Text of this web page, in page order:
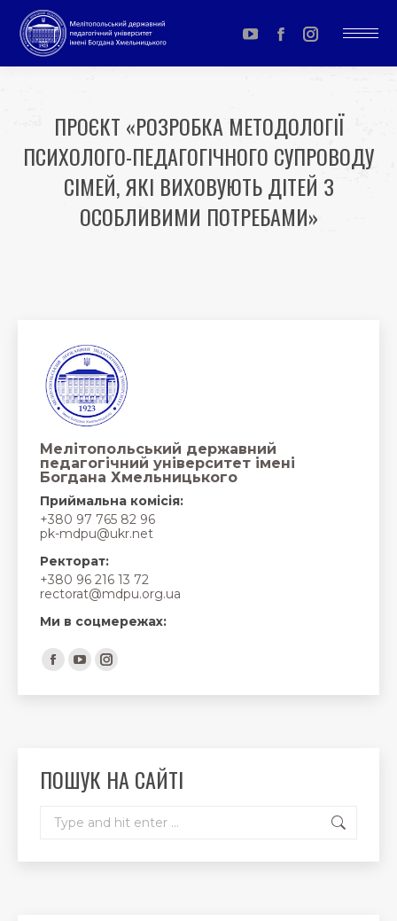
YouTube
page
in
new
window
Facebook
page
in
new
window
Instagram
page
in
new
window
ПРОЄКТ «РОЗРОБКА МЕТОДОЛОГІЇ
ПСИХОЛОГО-ПЕДАГОГІЧНОГО СУПРОВОДУ
СІМЕЙ, ЯКІ ВИХОВУЮТЬ ДІТЕЙ З
ОСОБЛИВИМИ ПОТРЕБАМИ»
Мелітопольський державний
педагогічний університет імені
Богдана Хмельницького
Приймальна комісія:
+380 97 765 82 96
pk-mdpu@ukr.net
Ректорат:
+380 96 216 13 72
rectorat@mdpu.org.ua
Ми в соцмережах:
Find us on:
Facebook
page
window
YouTube
page
window
Instagram
page
window
ПОШУК НА САЙТІ